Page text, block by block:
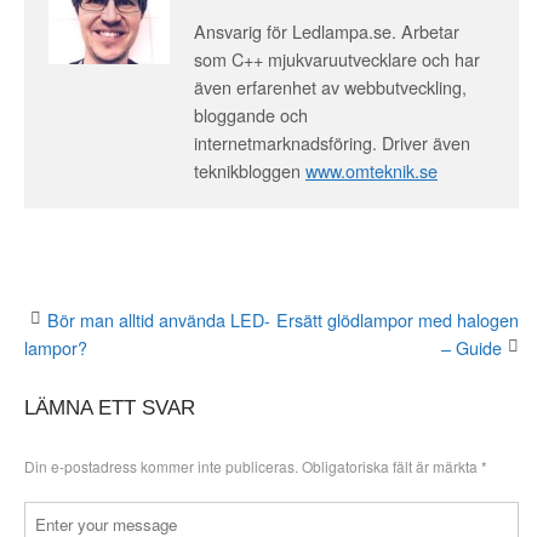
Ansvarig för Ledlampa.se. Arbetar
som C++ mjukvaruutvecklare och har
även erfarenhet av webbutveckling,
bloggande och
internetmarknadsföring. Driver även
teknikbloggen www.omteknik.se
P
o
s
t
Bör man alltid använda LED-
lampor?
Ersätt glödlampor med halogen
– Guide
LÄMNA ETT SVAR
Din e-postadress kommer inte publiceras. Obligatoriska fält är märkta *